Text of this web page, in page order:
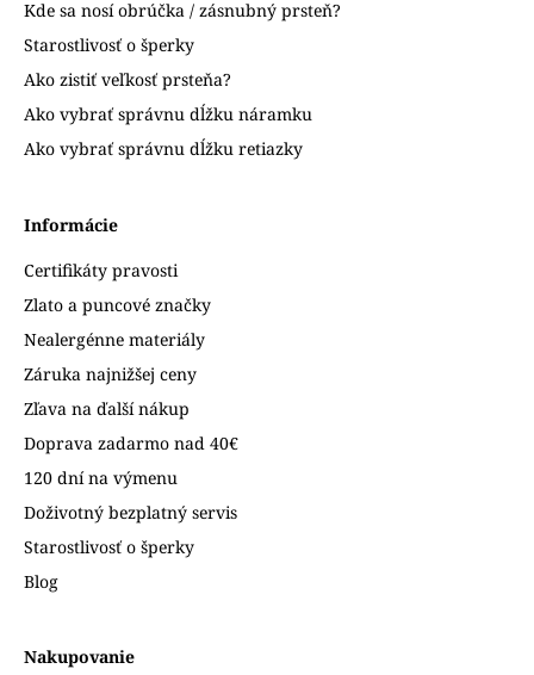
Kde sa nosí obrúčka / zásnubný prsteň?
Starostlivosť o šperky
Ako zistiť veľkosť prsteňa?
Ako vybrať správnu dĺžku náramku
Ako vybrať správnu dĺžku retiazky
Informácie
Certifikáty pravosti
Zlato a puncové značky
Nealergénne materiály
Záruka najnižšej ceny
Zľava na ďalší nákup
Doprava zadarmo nad 40€
120 dní na výmenu
Doživotný bezplatný servis
Starostlivosť o šperky
Blog
Nakupovanie